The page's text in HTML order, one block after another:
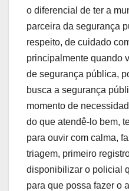
o diferencial de ter a
parceira da segurança
respeito, de cuidado
principalmente quando
de segurança pública,
busca a segurança
momento de
do que atendê-lo bem,
para ouvir com calma,
triagem, primeiro
disponibilizar o policial
para que possa fazer o